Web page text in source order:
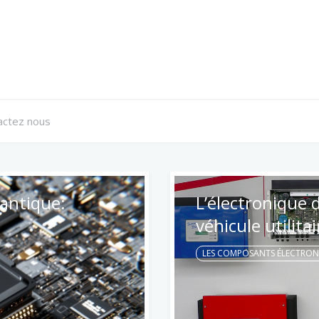
nous
de
Les vêtements
LES COMPOSANTS